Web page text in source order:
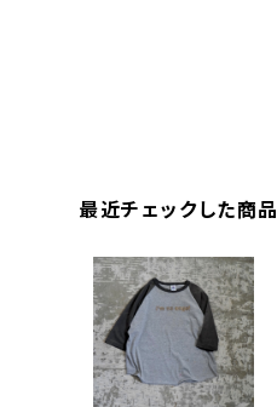
最近チェックした商品